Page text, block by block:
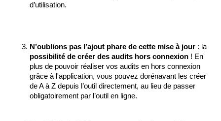
d’utilisation.
N’oublions pas l’ajout phare de cette mise à jour
possibilité de créer des audits hors connexion ! En
plus de pouvoir réaliser vos audits en hors connexion
grâce à l'application, vous pouvez dorénavant les créer
de A à Z depuis l’outil directement, au lieu de passer
obligatoirement par l’outil en ligne.